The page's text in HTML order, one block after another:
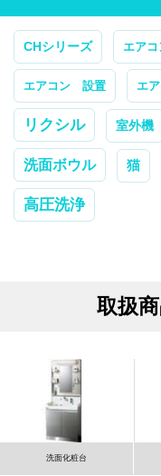
CHシリーズ エア
エアコン 設置 エ
リクシル 室外機
洗面ボウル 猫
高圧洗浄
取扱
洗面化粧台